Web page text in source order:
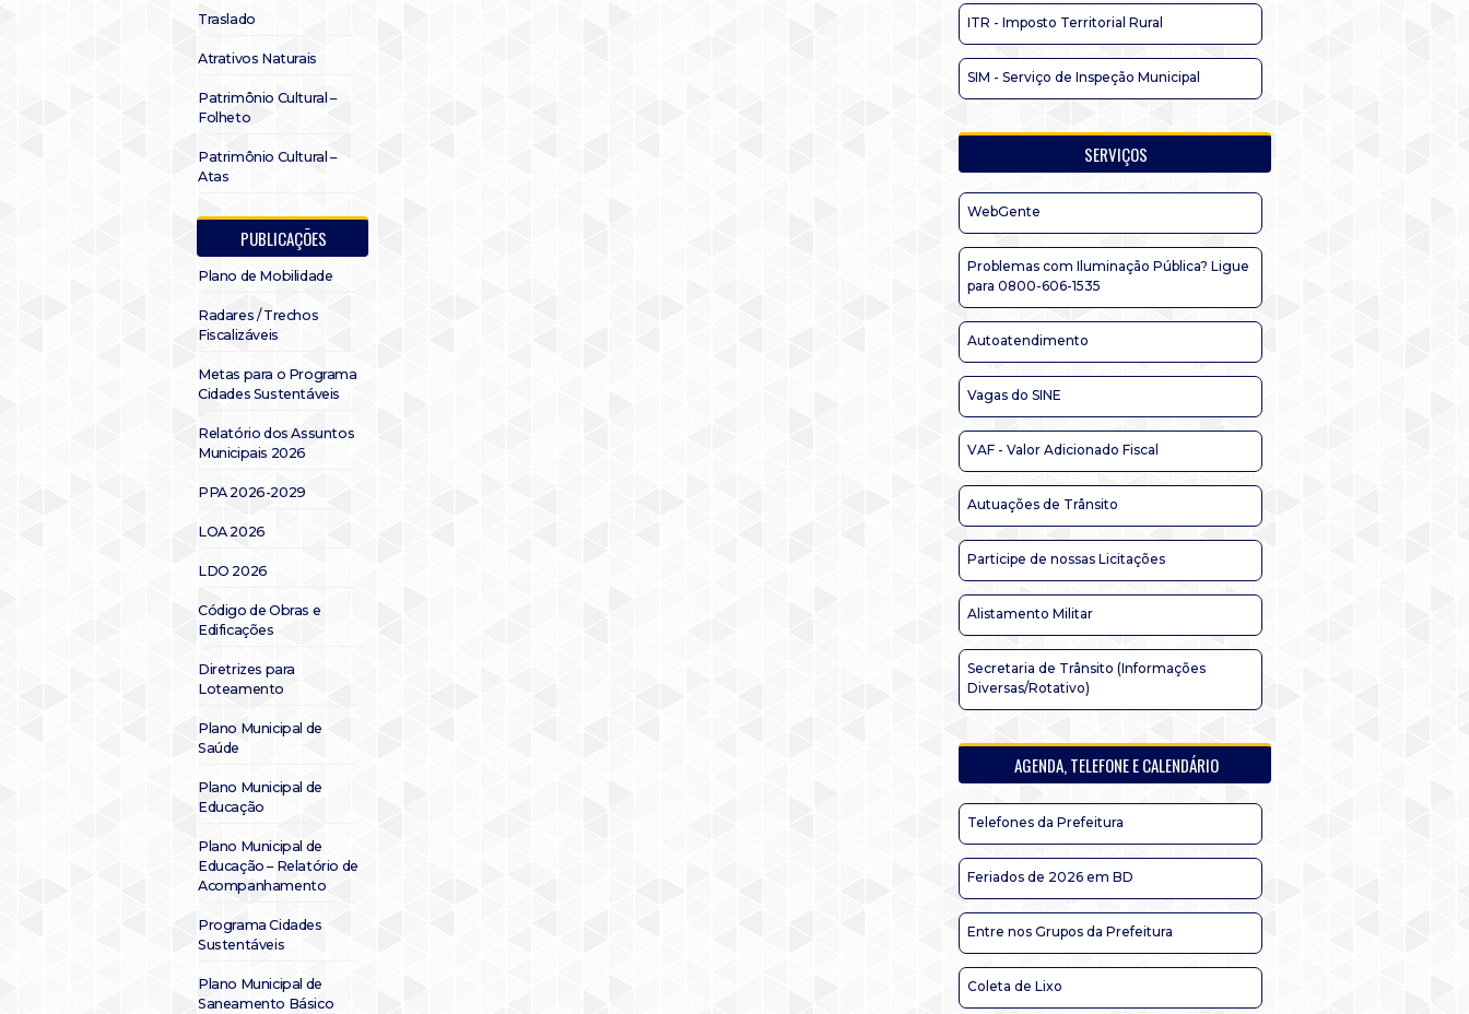
Traslado
Atrativos Naturais
Patrimônio Cultural –
Folheto
Patrimônio Cultural –
Atas
PUBLICAÇÕES
Plano de Mobilidade
Radares / Trechos
Fiscalizáveis
Metas para o Programa
Cidades Sustentáveis
Relatório dos Assuntos
Municipais 2026
PPA 2026-2029
LOA 2026
LDO 2026
Código de Obras e
Edificações
Diretrizes para
Loteamento
Plano Municipal de
Saúde
Plano Municipal de
Educação
Plano Municipal de
Educação – Relatório de
Acompanhamento
Programa Cidades
Sustentáveis
Plano Municipal de
Saneamento Básico
ITR - Imposto Territorial Rural
SIM - Serviço de Inspeção Municipal
SERVIÇOS
WebGente
Problemas com Iluminação Pública? Ligue
para 0800-606-1535
Autoatendimento
Vagas do SINE
VAF - Valor Adicionado Fiscal
Autuações de Trânsito
Participe de nossas Licitações
Alistamento Militar
Secretaria de Trânsito (Informações
Diversas/Rotativo)
AGENDA, TELEFONE E CALENDÁRIO
Telefones da Prefeitura
Feriados de 2026 em BD
Entre nos Grupos da Prefeitura
Coleta de Lixo